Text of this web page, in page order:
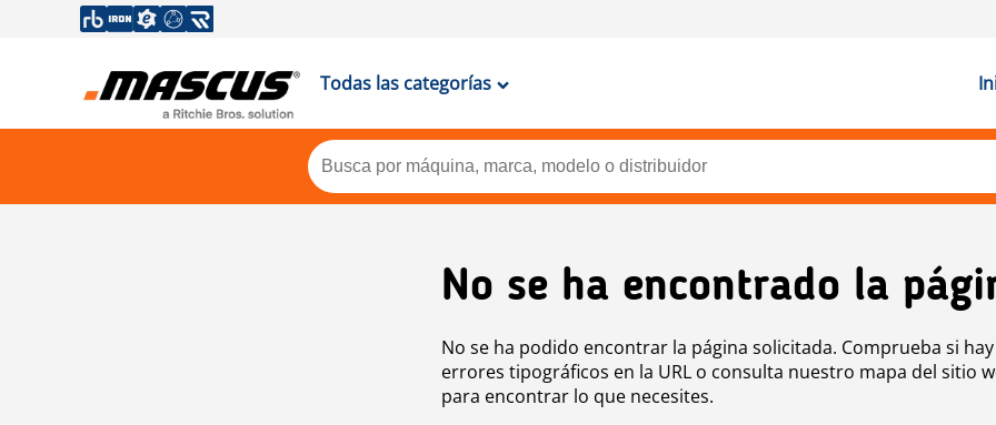
Todas las categorías
No se ha encontrado la
No se ha podido encontrar la página solicitada. Comprueba si hay
errores tipográficos en la URL o consulta nuestro mapa del sitio
para encontrar lo que necesites.